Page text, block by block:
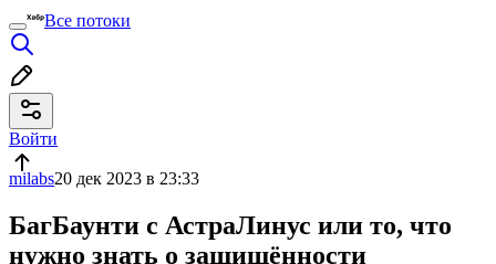
Все потоки
Войти
milabs20 дек 2023 в 23:33
БагБаунти с АстраЛинус или то, что
нужно знать о защищённости